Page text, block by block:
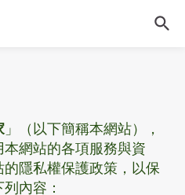
」（以下簡稱本網站），
網站的各項服務與資
隱私權保護政策，以保
內容：